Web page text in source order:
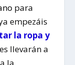
para
empezáis
la ropa y
llevarán a